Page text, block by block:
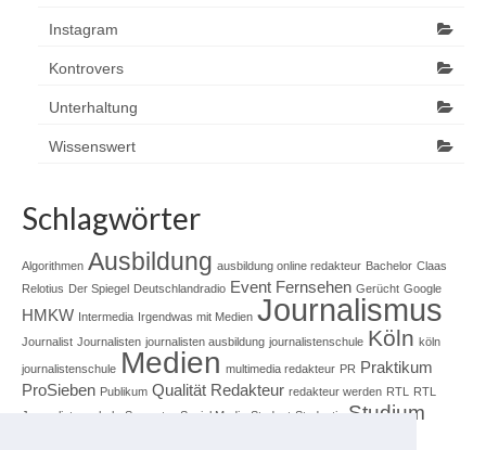
Instagram
Kontrovers
Unterhaltung
Wissenswert
Schlagwörter
Algorithmen Ausbildung ausbildung online redakteur Bachelor Claas
Relotius Der Spiegel Deutschlandradio Event Fernsehen Gerücht Google
HMKW Intermedia Irgendwas mit Medien Journalismus
Journalist Journalisten journalisten ausbildung journalistenschule Köln köln
journalistenschule Medien multimedia redakteur PR Praktikum
ProSieben Publikum Qualität Redakteur redakteur werden RTL
RTL
Journalistenschule
Semester Social Media Student Studentin Studium